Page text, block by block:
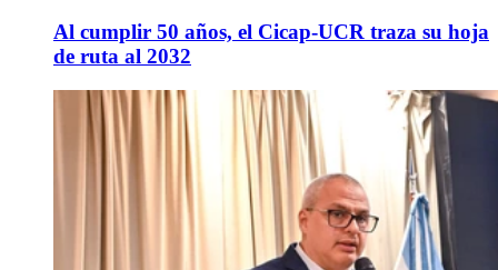
Al cumplir 50 años, el Cicap-UCR traza su hoja
de ruta al 2032